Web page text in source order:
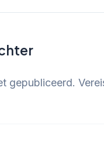
gepubliceerd.